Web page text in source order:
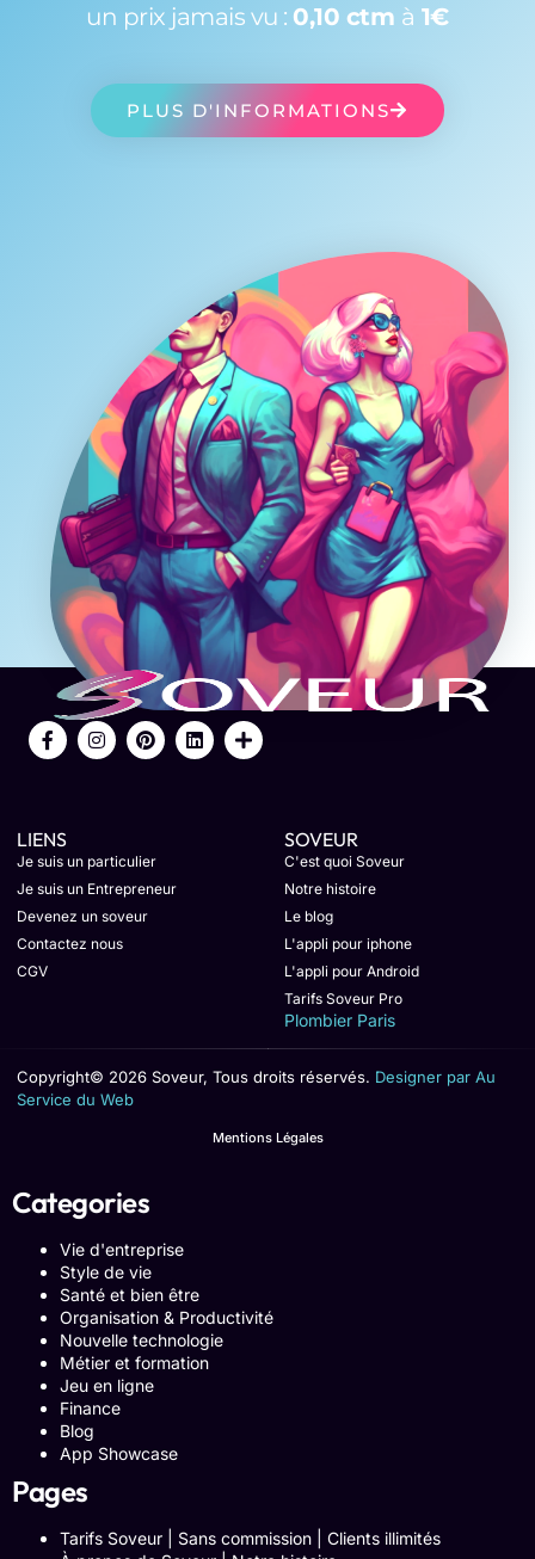
un prix jamais vu : 0,10 ctm à 1€
PLUS D'INFORMATIONS
LIENS
Je suis un particulier
Je suis un Entrepreneur
Devenez un soveur
Contactez nous
CGV
SOVEUR
C'est quoi Soveur
Notre histoire
Le blog
L'appli pour iphone
L'appli pour Android
Tarifs Soveur Pro
Plombier Paris
Copyright© 2026 Soveur, Tous droits réservés. Designer par Au
Service du Web
Mentions Légales
Categories
Vie d'entreprise
Style de vie
Santé et bien être
Organisation & Productivité
Nouvelle technologie
Métier et formation
Jeu en ligne
Finance
Blog
App Showcase
Pages
Tarifs Soveur | Sans commission | Clients illimités